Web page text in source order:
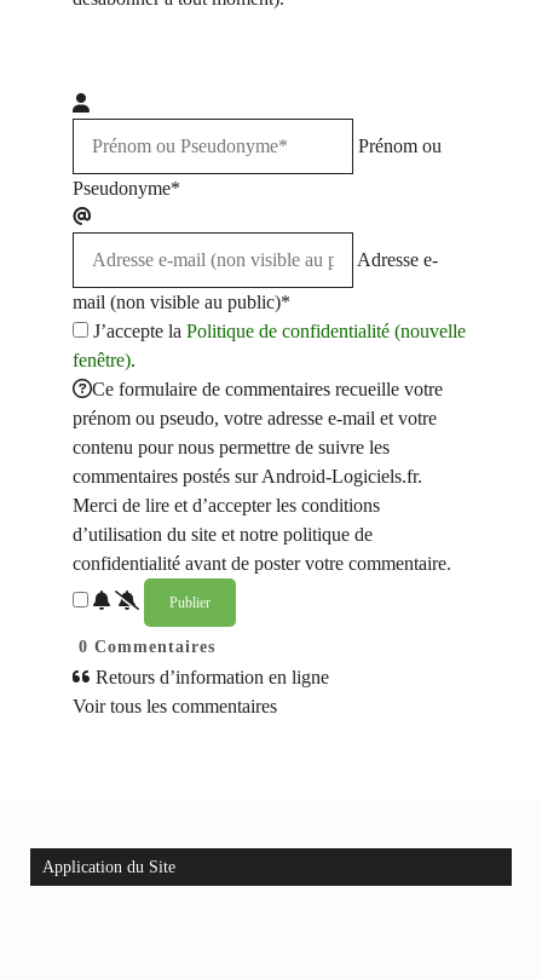
Prénom ou
Pseudonyme*
Adresse e-
mail (non visible au public)*
J’accepte la Politique de confidentialité (nouvelle
fenêtre).
Ce formulaire de commentaires recueille votre
prénom ou pseudo, votre adresse e-mail et votre
contenu pour nous permettre de suivre les
commentaires postés sur Android-Logiciels.fr.
Merci de lire et d’accepter les conditions
d’utilisation du site et notre politique de
confidentialité avant de poster votre commentaire.
0 Commentaires
Retours d’information en ligne
Voir tous les commentaires
Application du Site